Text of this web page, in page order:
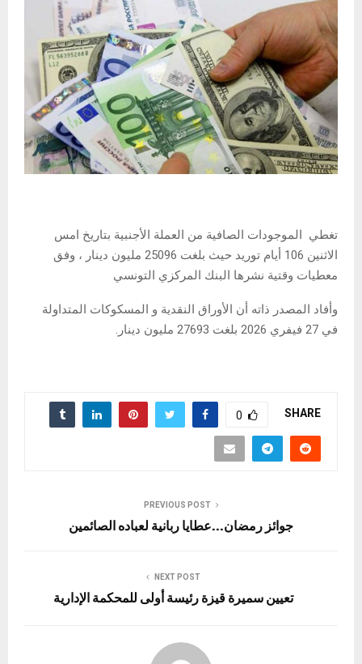
تغطي الموجودات الصافية من العملة الأجنبية بتاريخ امس
الاثنين 106 أيام توريد حيث بلغت 25096 مليون دينار ، وفق
معطيات وقتية نشرها البنك المركزي التونسي
وأفاد المصدر ذاته أن الأوراق النقدية و المسكوكات المتداولة
في 27 فيفري 2026 بلغت 27693 مليون دينار.
SHARE
0
PREVIOUS POST
جوائز رمضان…عطايا ربانية لعباده الصائمين
NEXT POST
تعيين سميرة قيزة رئيسة أولى للمحكمة الإدارية